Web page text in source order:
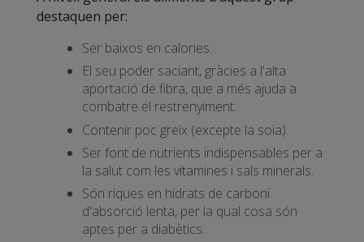
destaquen per:
Ser baixos en calories.
El seu poder saciant, gràcies a l'alta
aportació de fibra, que a més ajuda a
combatre el restrenyiment.
Contenir poc greix (excepte la soia).
Ser font de nutrients indispensables per a
la salut com les vitamines i sals minerals.
Són riques en hidrats de carboni
d'absorció lenta, per la qual cosa són
aptes per a diabètics.